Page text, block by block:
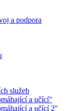
a podpora
služeb
a učící"
a učící 2"